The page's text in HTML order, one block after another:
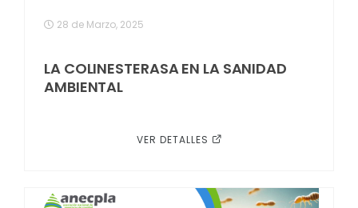
28 de Marzo, 2025
LA COLINESTERASA EN LA SANIDAD
AMBIENTAL
VER DETALLES